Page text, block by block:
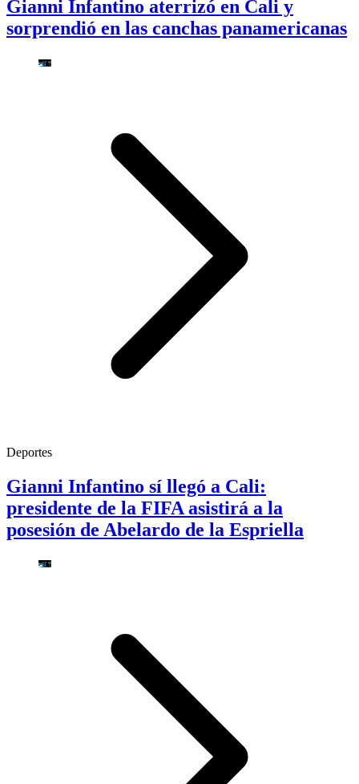
Gianni Infantino aterrizó en Cali y
sorprendió en las canchas panamericanas
Deportes
Gianni Infantino sí llegó a Cali:
presidente de la FIFA asistirá a la
posesión de Abelardo de la Espriella